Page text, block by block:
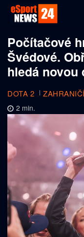
Počítačové
Švédové.
hledá novou
DOTA 2
2 min.